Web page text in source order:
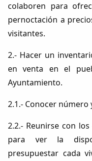
colaboren para
pernoctación a
visitantes.
2.- Hacer un
en venta en el
Ayuntamiento.
2.1.- Conocer número
2.2.- Reunirse con
para ver la
presupuestar cada